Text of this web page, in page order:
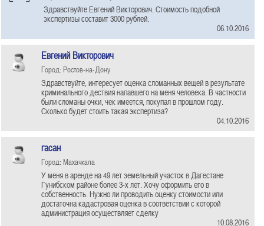
Здравствуйте Евгений Викторович. Стоимость подобной
экспертизы составит 3000 рублей.
06.10.2016
Евгений Викторович
Город: Ростов-на-Дону
Здравствуйте, интересует оценка сломанных вещей в результате
криминального дествия напавшего на меня человека. В частности
были сломаны очки, чек имеется, покупал в прошлом году.
Сколько будет стоить такая экспертиза?
04.10.2016
гасан
Город: Махачкала
У меня в аренде на 49 лет земельный участок в Дагестане
Гунибском районе более 3-х лет. Хочу оформить его в
собственность. Нужно ли проводить оценку стоимости или
достаточна кадастровая оценка в соответствии с которой
администрация осуществляет сделку
10.08.2016